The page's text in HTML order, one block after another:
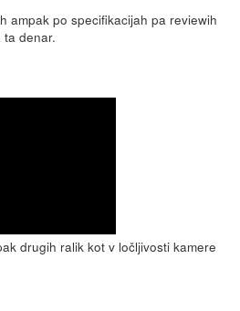
ampak po specifikacijah pa reviewih
denar.
drugih ralik kot v ločljivosti kamere